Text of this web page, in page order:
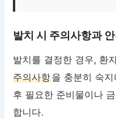
발치 시 주의사항과
발치를 결정한 경우, 환
주의사항을 충분히 숙
후 필요한 준비물이나
합니다.